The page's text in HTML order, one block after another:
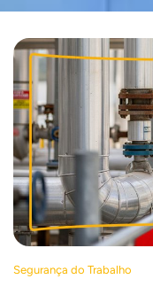
Segurança do Trabalho